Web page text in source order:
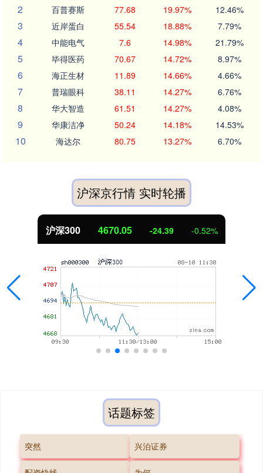
2 百普赛斯 77.68 19.97% 12.46%
3 近岸蛋白 55.54 18.88% 7.79%
4 中能电气 7.6 14.98% 21.79%
5 毕得医药 70.67 14.72% 8.97%
6 海正生材 11.89 14.66% 4.66%
7 普瑞眼科 38.11 14.27% 6.76%
8 华大智造 61.51 14.27% 4.08%
9 华康洁净 50.24 14.18% 14.53%
10 海达尔 80.75 13.27% 6.70%
沪深京行情 实时轮播
北证50 1125.45 -8.79
话题标签
突然 兴泊证券